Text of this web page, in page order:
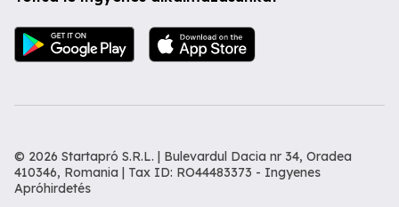
© 2026 Startapró S.R.L. | Bulevardul Dacia nr 34, Oradea
410346, Romania | Tax ID: RO44483373 - Ingyenes
Apróhirdetés